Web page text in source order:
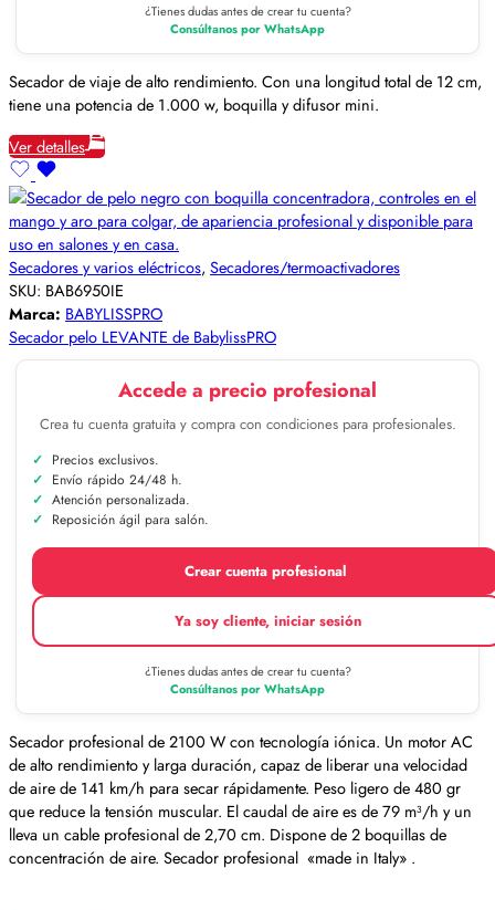
¿Tienes dudas antes de crear tu cuenta?
Consúltanos por WhatsApp
Secador de viaje de alto rendimiento. Con una longitud total de 12 cm,
tiene una potencia de 1.000 w, boquilla y difusor mini.
Ver detalles
Secadores y varios eléctricos, Secadores/termoactivadores
SKU: BAB6950IE
Marca: BABYLISSPRO
Secador pelo LEVANTE de BabylissPRO
Accede a precio profesional
Crea tu cuenta gratuita y compra con condiciones para profesionales.
Precios exclusivos.
Envío rápido 24/48 h.
Atención personalizada.
Reposición ágil para salón.
Crear cuenta profesional
Ya soy cliente, iniciar sesión
¿Tienes dudas antes de crear tu cuenta?
Consúltanos por WhatsApp
Secador profesional de 2100 W con tecnología iónica. Un motor AC
de alto rendimiento y larga duración, capaz de liberar una velocidad
de aire de 141 km/h para secar rápidamente. Peso ligero de 480 gr
que reduce la tensión muscular. El caudal de aire es de 79 m³/h y un
lleva un cable profesional de 2,70 cm. Dispone de 2 boquillas de
concentración de aire. Secador profesional «made in Italy» .